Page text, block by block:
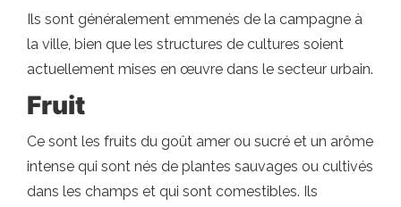
Ils sont généralement emmenés de la campagne à
la ville, bien que les structures de cultures soient
actuellement mises en œuvre dans le secteur urbain.
Fruit
Ce sont les fruits du goût amer ou sucré et un arôme
intense qui sont nés de plantes sauvages ou cultivés
dans les champs et qui sont comestibles. Ils